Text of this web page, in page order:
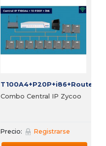
T100A4+P20P+i86+Router
Combo Central IP Zycoo
Precio: Registrarse